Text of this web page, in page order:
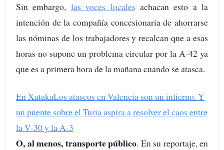
Sin embargo, las voces locales achacan esto a la
intención de la compañía concesionaria de ahorrarse
las nóminas de los trabajadores y recalcan que a esas
horas no supone un problema circular por la A-42 ya
que es a primera hora de la mañana cuando se atasca.
En XatakaLos atascos en Valencia son un infierno. Y
un puente sobre el Turia aspira a resolver el caos entre
la V-30 y la A-3
O, al menos, transporte público. En su reportaje, en